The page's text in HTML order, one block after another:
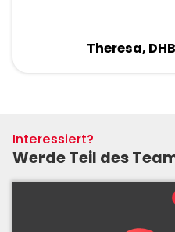
Theresa,
Interessiert?
Werde Teil des